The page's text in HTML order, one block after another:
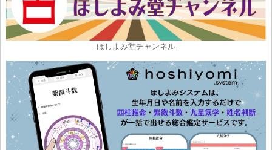
ほしよみ堂チャンネル